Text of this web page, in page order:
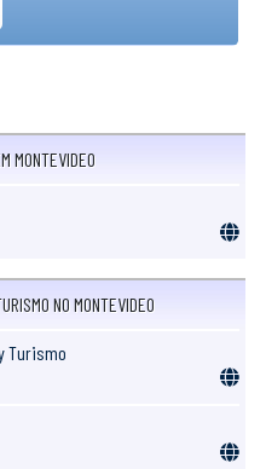
MONTEVIDEO
NO MONTEVIDEO
Turismo